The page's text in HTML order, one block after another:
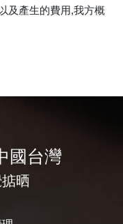
及產生的費用,我方概
國台灣
晒